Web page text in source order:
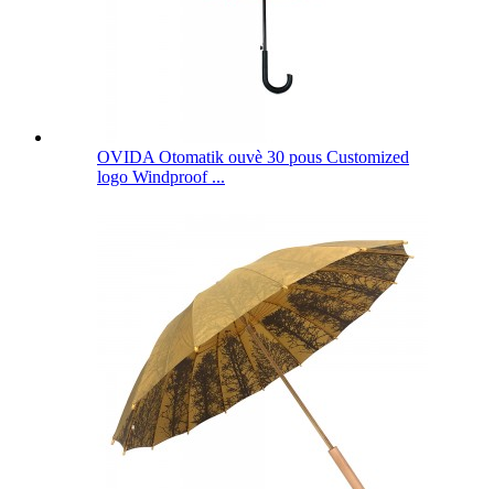
OVIDA Otomatik ouvè 30 pous Customized
logo Windproof ...